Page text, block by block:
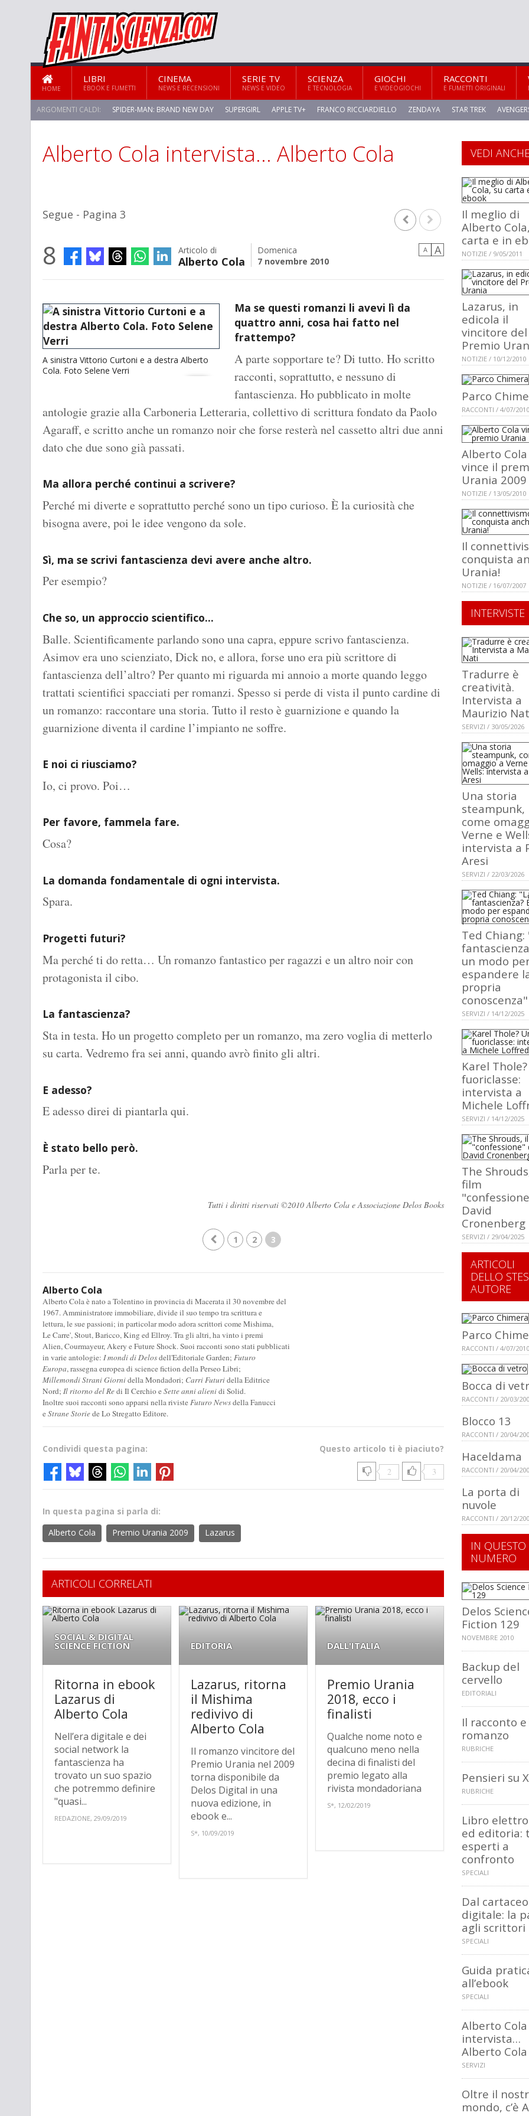
HOME
LIBRI
EBOOK E FUMETTI
CINEMA
NEWS E RECENSIONI
SERIE TV
NEWS E VIDEO
SCIENZA
E TECNOLOGIA
GIOCHI
E VIDEOGIOCHI
RACCONTI
E FUMETTI ORIGINALI
ARGOMENTI CALDI: SPIDER-MAN: BRAND NEW DAY SUPERGIRL APPLE TV+ FRANCO RICCIARDIELLO ZENDAYA STAR TREK
Alberto Cola intervista… Alberto Cola
Segue - Pagina 3
8 Articolo di
Alberto Cola
Domenica
7 novembre 2010
A A
A sinistra Vittorio Curtoni e a destra Alberto
Cola. Foto Selene Verri
Ma se questi romanzi li avevi lì da
quattro anni, cosa hai fatto nel
frattempo?
A parte sopportare te? Di tutto. Ho scritto
racconti, soprattutto, e nessuno di
fantascienza. Ho pubblicato in molte
antologie grazie alla Carboneria Letteraria, collettivo di scrittura fondato da Paolo
Agaraff, e scritto anche un romanzo noir che forse resterà nel cassetto altri due anni
dato che due sono già passati.
Ma allora perché continui a scrivere?
Perché mi diverte e soprattutto perché sono un tipo curioso. È la curiosità che
bisogna avere, poi le idee vengono da sole.
Sì, ma se scrivi fantascienza devi avere anche altro.
Per esempio?
Che so, un approccio scientifico…
Balle. Scientificamente parlando sono una capra, eppure scrivo fantascienza.
Asimov era uno scienziato, Dick no, e allora, forse uno era più scrittore di
fantascienza dell’altro? Per quanto mi riguarda mi annoio a morte quando leggo
trattati scientifici spacciati per romanzi. Spesso si perde di vista il punto cardine di
un romanzo: raccontare una storia. Tutto il resto è guarnizione e quando la
guarnizione diventa il cardine l’impianto ne soffre.
E noi ci riusciamo?
Io, ci provo. Poi…
Per favore, fammela fare.
Cosa?
La domanda fondamentale di ogni intervista.
Spara.
Progetti futuri?
Ma perché ti do retta… Un romanzo fantastico per ragazzi e un altro noir con
protagonista il cibo.
La fantascienza?
Sta in testa. Ho un progetto completo per un romanzo, ma zero voglia di metterlo
su carta. Vedremo fra sei anni, quando avrò finito gli altri.
E adesso?
E adesso direi di piantarla qui.
È stato bello però.
Parla per te.
Tutti i diritti riservati ©2010 Alberto Cola e Associazione Delos Books
1 2 3
Alberto Cola
Alberto Cola è nato a Tolentino in provincia di Macerata il 30 novembre del
1967. Amministratore immobiliare, divide il suo tempo tra scrittura e
lettura, le sue passioni; in particolar modo adora scrittori come Mishima,
Le Carre', Stout, Baricco, King ed Ellroy. Tra gli altri, ha vinto i premi
Alien, Courmayeur, Akery e Future Shock. Suoi racconti sono stati pubblicati
in varie antologie: I mondi di Delosdell'Editoriale Garden; Futuro
Europa, rassegna europea di science fiction della Perseo Libri;
Millemondi Strani Giornidella Mondadori; Carri Futuridella Editrice
Nord; Il ritorno del Redi Il Cerchio eSette anni alienidi Solid.
Inoltre suoi racconti sono apparsi nella rivisteFuturo Newsdella Fanucci
eStrane Storiede Lo Stregatto Editore.
Questo articolo ti è piaciuto?
2 3
Condividi questa pagina:
In questa pagina si parla di:
Alberto Cola
Premio Urania 2009 Lazarus
ARTICOLI CORRELATI
SOCIAL & DIGITAL
SCIENCE FICTION
Ritorna in ebook
Lazarus di
Alberto Cola
Nell’era digitale e dei
social network la
fantascienza ha
trovato un suo spazio
che potremmo definire
"quasi...
REDAZIONE, 29/09/2019
EDITORIA
Lazarus, ritorna
il Mishima
redivivo di
Alberto Cola
Il romanzo vincitore del
Premio Urania nel 2009
torna disponibile da
Delos Digital in una
nuova edizione, in
ebook e...
S*, 10/09/2019
DALL'ITALIA
Premio Urania
2018, ecco i
finalisti
Qualche nome noto e
qualcuno meno nella
decina di finalisti del
premio legato alla
rivista mondadoriana
S*, 12/02/2019
VEDI ANCHE
Il meglio di
Alberto
carta e in
NOTIZIE / 9/05/2011
Lazarus, in
edicola il
vincitore del
Premio
NOTIZIE / 10/12/2010
Parco
RACCONTI / 4/07/2010
Alberto Cola
vince il
Urania 2009
NOTIZIE / 13/05/2010
Il
conquista
Urania!
NOTIZIE / 16/07/2007
INTERVISTE
Tradurre è
creatività.
Intervista a
Maurizio
SERVIZI / 30/05/2026
Una storia
steampunk,
come
Verne e
intervista a
Aresi
SERVIZI / 22/03/2026
Ted Chiang:
un modo
espandere
propria
conoscenza"
SERVIZI / 14/12/2025
Karel
fuoriclasse:
intervista a
Michele
SERVIZI / 14/12/2025
The
film
David
Cronenberg
SERVIZI / 29/04/2025
ARTICOLI
DELLO
AUTORE
Parco
RACCONTI / 4/07/2010
Bocca di
RACCONTI / 20/03/
Blocco 13
RACCONTI / 20/04/
Haceldama
RACCONTI / 20/04/
La porta di
nuvole
RACCONTI / 20/12/
IN QUESTO
NUMERO
Delos
Fiction 129
NOVEMBRE 2010
Backup del
cervello
EDITORIALI
Il racconto
romanzo
RUBRICHE
Pensieri su
RUBRICHE
Libro
ed editoria:
esperti a
confronto
SPECIALI
Dal
digitale: la
agli scrittori
SPECIALI
Guida
all’ebook
SPECIALI
Alberto Cola
intervista…
Alberto Cola
SERVIZI
Oltre il
mondo, c’è